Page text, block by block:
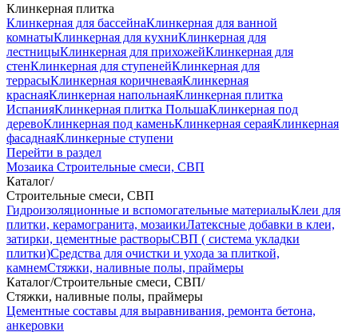
Клинкерная плитка
Клинкерная для бассейнаКлинкерная для ванной
комнатыКлинкерная для кухниКлинкерная для
лестницыКлинкерная для прихожейКлинкерная для
стенКлинкерная для ступенейКлинкерная для
террасыКлинкерная коричневаяКлинкерная
краснаяКлинкерная напольнаяКлинкерная плитка
ИспанияКлинкерная плитка ПольшаКлинкерная под
деревоКлинкерная под каменьКлинкерная сераяКлинкерная
фасаднаяКлинкерные ступени
Перейти в раздел
Мозаика Строительные смеси, СВП
Каталог/
Строительные смеси, СВП
Гидроизоляционные и вспомогательные материалыКлеи для
плитки, керамогранита, мозаикиЛатексные добавки в клеи,
затирки, цементные растворыСВП ( система укладки
плитки)Средства для очистки и ухода за плиткой,
камнемСтяжки, наливные полы, праймеры
Каталог/Строительные смеси, СВП/
Стяжки, наливные полы, праймеры
Цементные составы для выравнивания, ремонта бетона,
анкеровки